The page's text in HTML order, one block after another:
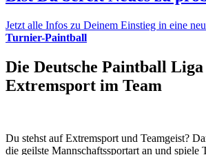
Jetzt alle Infos zu Deinem Einstieg in eine
Turnier-Paintball
Die Deutsche Paintball
Extremsport im Team
Du stehst auf Extremsport und Teamgeist?
die geilste Mannschaftssportart an und spiele